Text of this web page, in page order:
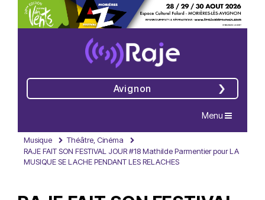
Avignon
Navigation
Menu
Musique
Théâtre, Cinéma
RAJE FAIT SON FESTIVAL JOUR #18 Mathilde Parmentier pour LA
MUSIQUE SE LACHE PENDANT LES RELACHES